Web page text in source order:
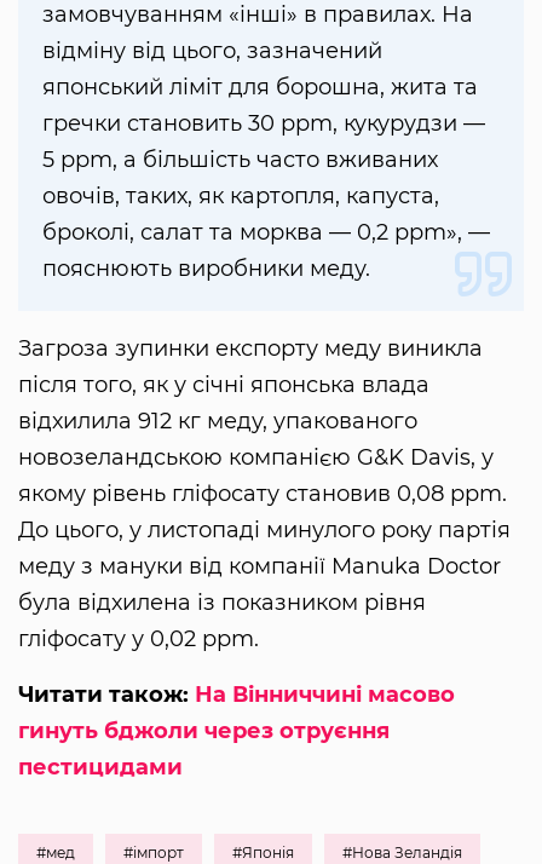
замовчуванням «інші» в правилах. На
відміну від цього, зазначений
японський ліміт для борошна, жита та
гречки становить 30 ppm, кукурудзи —
5 ppm, а більшість часто вживаних
овочів, таких, як картопля, капуста,
броколі, салат та морква — 0,2 ppm», —
пояснюють виробники меду.
Загроза зупинки експорту меду виникла
після того, як у січні японська влада
відхилила 912 кг меду, упакованого
новозеландською компанією G&K Davis, у
якому рівень гліфосату становив 0,08 ppm.
До цього, у листопаді минулого року партія
меду з мануки від компанії Manuka Doctor
була відхилена із показником рівня
гліфосату у 0,02 ppm.
Читати також: На Вінниччині масово
гинуть бджоли через отруєння
пестицидами
#мед #імпорт #Японія #Нова Зеландія